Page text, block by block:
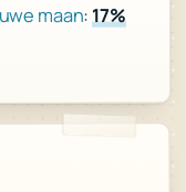
maan: 17%